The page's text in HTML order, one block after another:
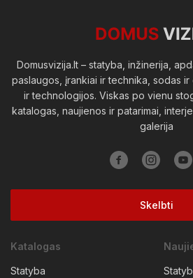
Domusvizija.lt – statyba, inžinerija,
paslaugos, įrankiai ir technika, sodas
ir technologijos. Viskas po vienu
katalogas, naujienos ir patarimai,
galerija
Skelbti
Katalogas
Statyba